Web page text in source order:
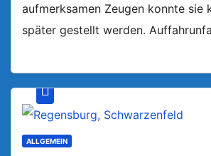
aufmerksamen Zeugen konnte sie
später gestellt werden.
ALLGEMEIN